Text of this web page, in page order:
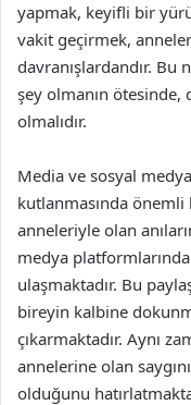
yapmak, keyifli bir
vakit geçirmek,
davranışlardandır. Bu
şey olmanın
olmalıdır.
Media ve sosyal
kutlanmasında
anneleriyle olan
medya
ulaşmaktadır. Bu
bireyin kalbine
çıkarmaktadır. Aynı
annelerine olan
olduğunu